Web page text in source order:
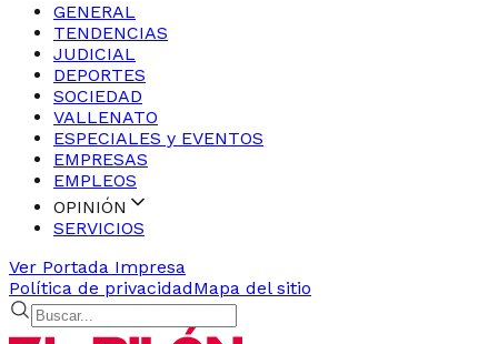
GENERAL
TENDENCIAS
JUDICIAL
DEPORTES
SOCIEDAD
VALLENATO
ESPECIALES y EVENTOS
EMPRESAS
EMPLEOS
OPINIÓN
SERVICIOS
Ver Portada Impresa
Política de privacidadMapa del sitio